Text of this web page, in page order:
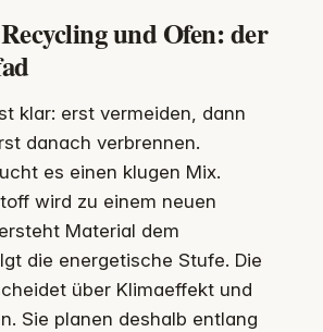
und Ofen: der
klar: erst vermeiden, dann
danach verbrennen.
es einen klugen Mix.
wird zu einem neuen
Material dem
die energetische Stufe. Die
über Klimaeffekt und
Sie planen deshalb entlang